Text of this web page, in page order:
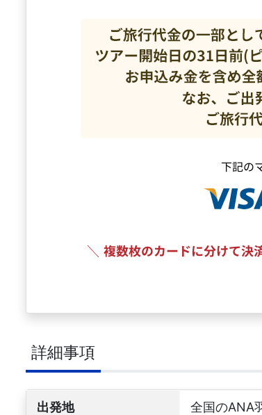
詳細事項
出発地 全国のANA